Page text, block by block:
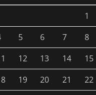
roundcubemail
rc
webmail
roundcube
mail
README
1
5 6 7 8
12 13 14 15
19 20 21 22